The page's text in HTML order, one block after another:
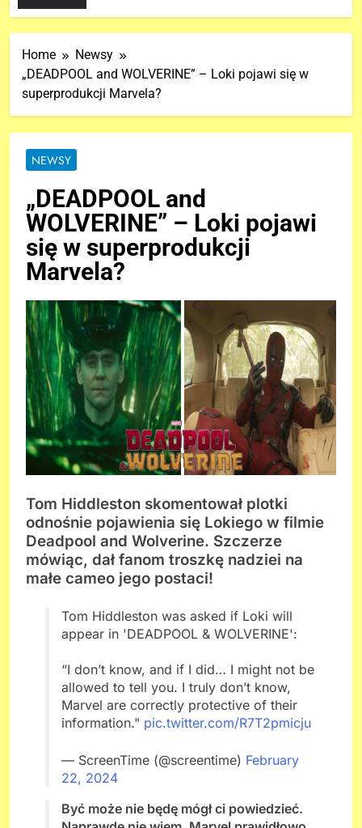
Home
Newsy
„DEADPOOL and WOLVERINE” – Loki pojawi się w
superprodukcji Marvela?
NEWSY
„DEADPOOL and
WOLVERINE” – Loki pojawi
się w superprodukcji
Marvela?
Tom Hiddleston skomentował plotki
odnośnie pojawienia się Lokiego w filmie
Deadpool and Wolverine. Szczerze
mówiąc, dał fanom troszkę nadziei na
małe cameo jego postaci!
Tom Hiddleston was asked if Loki will
appear in 'DEADPOOL & WOLVERINE':
“I don’t know, and if I did… I might not be
allowed to tell you. I truly don’t know,
Marvel are correctly protective of their
information." pic.twitter.com/R7T2pmicju
— ScreenTime (@screentime) February
22, 2024
Być może nie będę mógł ci powiedzieć.